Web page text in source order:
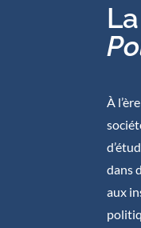
À
dans
aux